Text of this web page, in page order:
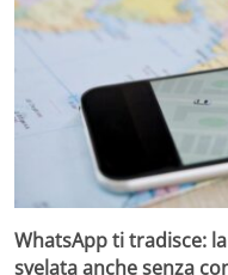
WhatsApp ti tradisce:
svelata anche senza